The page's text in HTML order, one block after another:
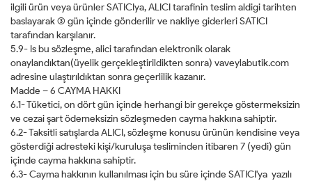
ilgili ürün veya ürünler SATICIya, ALICI tarafinin teslim aldigi tarihten
baslayarak (3) gün içinde gönderilir ve nakliye giderleri SATICI
tarafından karşılanır.
5.9- Is bu sözleşme, alici tarafından elektronik olarak
onaylandıktan(üyelik gerçekleştirildikten sonra) vaveylabutik.com
adresine ulaştırıldıktan sonra geçerlilik kazanır.
Madde – 6 CAYMA HAKKI
6.1- Tüketici, on dört gün içinde herhangi bir gerekçe göstermeksizin
ve cezai şart ödemeksizin sözleşmeden cayma hakkına sahiptir.
6.2- Taksitli satışlarda ALICI, sözleşme konusu ürünün kendisine veya
gösterdiği adresteki kişi/kuruluşa tesliminden itibaren 7 (yedi) gün
içinde cayma hakkına sahiptir.
6.3- Cayma hakkının kullanılması için bu süre içinde SATICI'ya yazılı